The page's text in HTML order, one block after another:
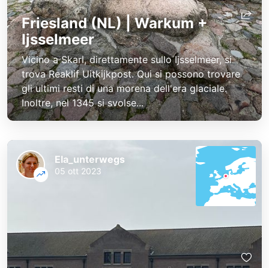
Friesland (NL) | Warkum +
Ijsselmeer
Vicino a Skarl, direttamente sullo Ijsselmeer, si
trova Reaklif Uitkijkpost. Qui si possono trovare
gli ultimi resti di una morena dell'era glaciale.
Inoltre, nel 1345 si svolse...
Ela_unterwegs
05 ott 2023